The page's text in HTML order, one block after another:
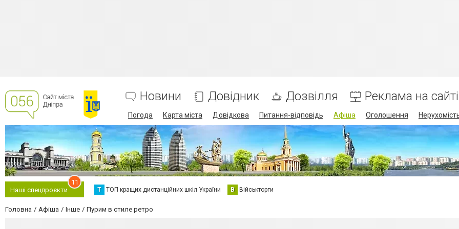
Новини Довідник Дозвілля Реклама на сайті
Погода Карта міста Довідкова Питання-відповідь Афіша Оголошення
Наші спецпроєкти
11
Т ТОП кращих дистанційних шкіл України В Військторги
Головна Афіша Інше Пурим в стиле ретро